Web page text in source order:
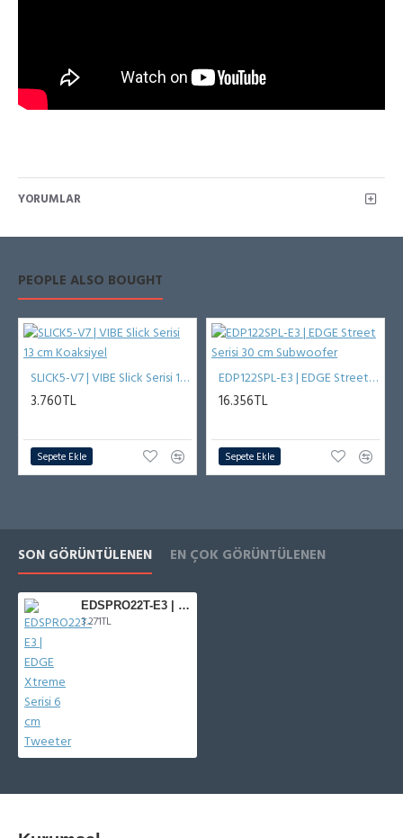
YORUMLAR
PEOPLE ALSO BOUGHT
SLICK5-V7 | VIBE Slick Serisi 13 cm Koaksiyel
3.760TL
Sepete Ekle
EDP122SPL-E3 | EDGE Street Serisi 30 cm Subwoofer
16.356TL
Sepete Ekle
SON GÖRÜNTÜLENEN EN ÇOK GÖRÜNTÜLENEN
EDSPRO22T-E3 | EDGE Xtreme Serisi 6 cm Tweeter
3.271TL